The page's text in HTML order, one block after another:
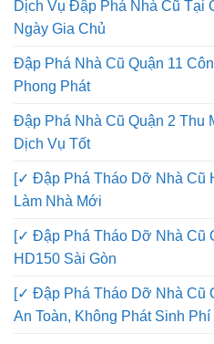
Dịch Vụ Đập Phá Nhà Cũ Tại
Ngày Gia Chủ
Đập Phá Nhà Cũ Quận 11
Phong Phát
Đập Phá Nhà Cũ Quận 2 Thu
Dịch Vụ Tốt
[✓ Đập Phá Tháo Dỡ Nhà Cũ
Làm Nhà Mới
[✓ Đập Phá Tháo Dỡ Nhà Cũ
HD150 Sài Gòn
[✓ Đập Phá Tháo Dỡ Nhà Cũ
An Toàn, Không Phát Sinh Phí